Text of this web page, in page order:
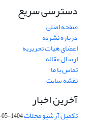
دسترسی سریع
صفحه اصلی
درباره نشریه
اعضای هیات تحریریه
ارسال مقاله
تماس با ما
نقشه سایت
آخرین اخبار
تکمیل آرشیو مجلات1404-05-08